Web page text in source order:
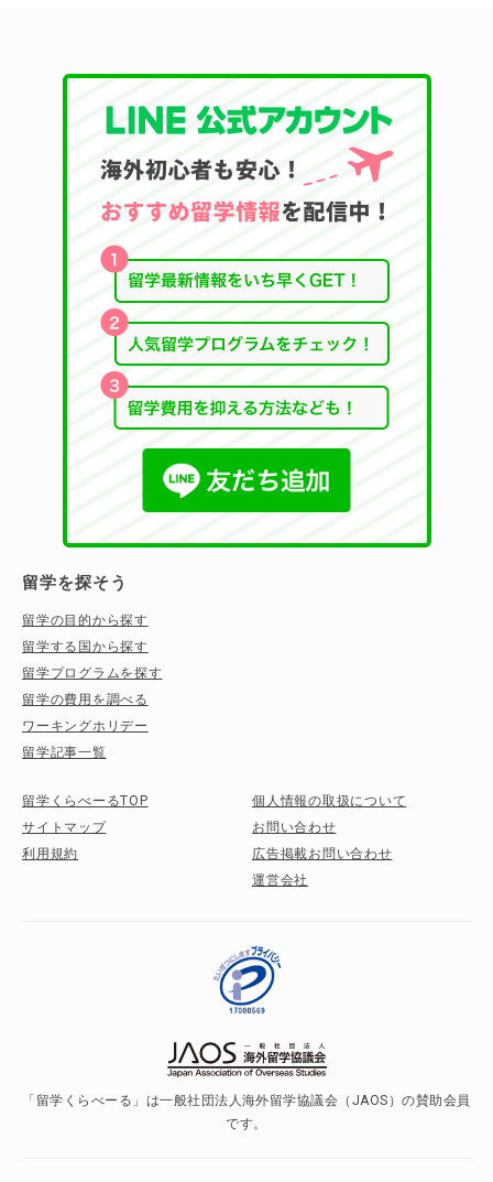
留学を探そう
留学の目的から探す
留学する国から探す
留学プログラムを探す
留学の費用を調べる
ワーキングホリデー
留学記事一覧
留学くらべーるTOP
サイトマップ
利用規約
個人情報の取扱について
お問い合わせ
広告掲載お問い合わせ
運営会社
「留学くらべーる」は一般社団法人海外留学協議会（JAOS）の賛助会員
です。